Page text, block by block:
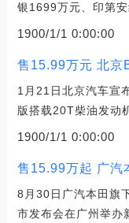
银1699万元、印第
1900/1/1 0:00:00
售15.99万元 北京
1月21日北京汽车宣
版搭载20T柴油发动
1900/1/1 0:00:00
售15.99万起 广汽
8月30日广汽本田旗
市发布会在广州举办